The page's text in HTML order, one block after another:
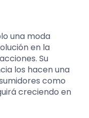
una moda
en la
Su
los hacen una
como
creciendo en